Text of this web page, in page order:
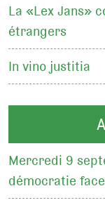
La «Lex Jans»
étrangers
In vino justitia
Mercredi 9
démocratie